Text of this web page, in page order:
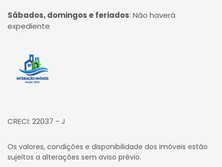
Sábados, domingos e feriados: Não haverá
expediente
Página inicial
CRECI: 22037 - J
Os valores, condições e disponibilidade dos imóveis estão
sujeitos a alterações sem aviso prévio.